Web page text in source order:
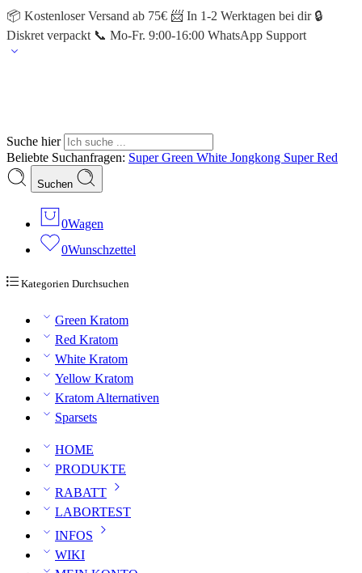
📦 Kostenloser Versand ab 75€ 📨 In 1-2 Werktagen bei dir 🔒
Diskret verpackt 📞 Mo-Fr. 9:00-16:00 WhatsApp Support
Suche hier
Beliebte Suchanfragen: Super Green White Jongkong Super Red
Suchen
0Wagen
0Wunschzettel
Kategorien Durchsuchen
Green Kratom
Red Kratom
White Kratom
Yellow Kratom
Kratom Alternativen
Sparsets
HOME
PRODUKTE
RABATT
LABORTEST
INFOS
WIKI